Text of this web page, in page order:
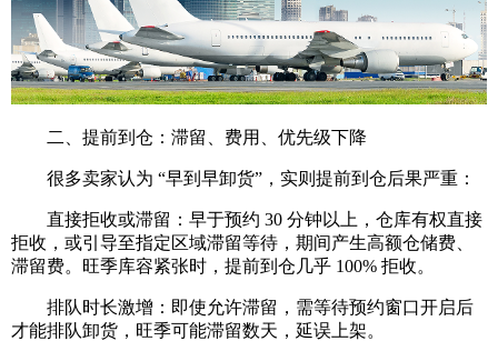
二、提前到仓：滞留、费用、优先级下降
很多卖家认为 “早到早卸货”，实则提前到仓后果严重：
直接拒收或滞留：早于预约 30 分钟以上，仓库有权直接
拒收，或引导至指定区域滞留等待，期间产生高额仓储费、
滞留费。旺季库容紧张时，提前到仓几乎 100% 拒收。
排队时长激增：即使允许滞留，需等待预约窗口开启后
才能排队卸货，旺季可能滞留数天，延误上架。